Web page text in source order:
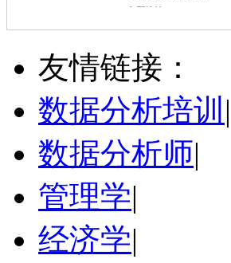
立即咨询
张千帆 哈尔滨
博导
学校：哈尔滨工业大学
立即咨询
友情链接：
数据分析培训 |
数据分析师|
管理学|
经济学|